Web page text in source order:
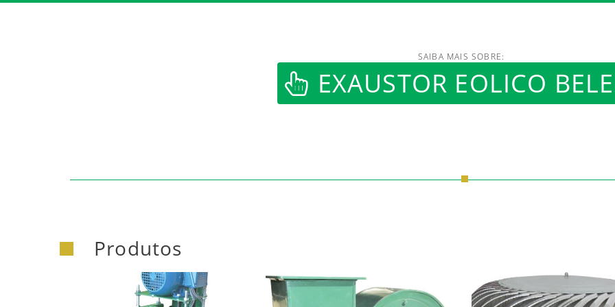
https://www.luftmaxi.com.br/
SAIBA MAIS SOBRE:
EXAUSTOR EOLICO
Produtos